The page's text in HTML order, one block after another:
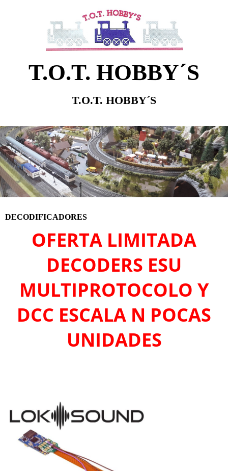
T.O.T. HOBBY´S
T.O.T. HOBBY´S
DECODIFICADORES
OFERTA LIMITADA
DECODERS ESU
MULTIPROTOCOLO Y
DCC ESCALA N POCAS
UNIDADES